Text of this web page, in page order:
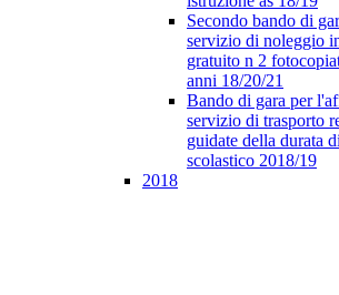
Secondo bando di
servizio di noleggio
gratuito n 2
anni 18/20/21
Bando di gara per
servizio di trasporto
guidate della durata
scolastico 2018/19
2018